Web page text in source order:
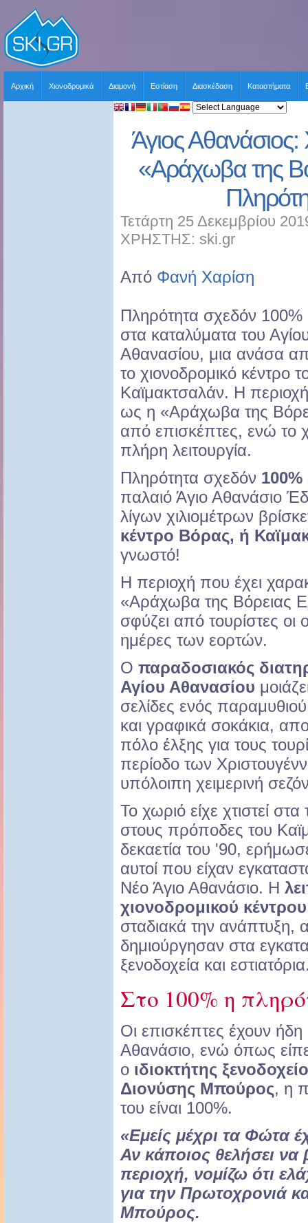
Αρχική Χιονοδρομικά Διαμονή Εστίαση Διασκέδαση Καταστήματα
Άγιος Αθανάσιος:
«Αράχωβα της
Τετάρτη 25 Δεκεμβρίου
ΧΡΗΣΤΗΣ: ski.gr
Από Φανή Χαρίση
Πληρότητα σχεδόν 100%
στα καταλύματα του
Αθανασίου, μια ανάσα
το χιονοδρομικό κέντρο
Καϊμακτσαλάν. Η
ως η «Αράχωβα της
από επισκέπτες, ενώ το
πλήρη λειτουργία.
Πληρότητα σχεδόν 100%
παλαιό Άγιο Αθανάσιο
λίγων χιλιομέτρων
κέντρο Βόρας, ή
γνωστό!
Η περιοχή που έχει
«Αράχωβα της Βόρειας
σφύζει από τουρίστες οι
ημέρες των εορτών.
Ο παραδοσιακός
Αγίου Αθανασίου
σελίδες ενός
και γραφικά σοκάκια,
πόλο έλξης για τους
περίοδο των
υπόλοιπη χειμερινή
Το χωριό είχε χτιστεί
στους πρόποδες του
δεκαετία του '90,
αυτοί που είχαν
Νέο Άγιο Αθανάσιο. Η
χιονοδρομικού κέντρου
σταδιακά την ανάπτυξη,
δημιούργησαν στα
ξενοδοχεία και
Στο 100% η
Οι επισκέπτες έχουν ήδη
Αθανάσιο, ενώ όπως
ο ιδιοκτήτης
Διονύσης Μπούρος, η
του είναι 100%.
«Εμείς μέχρι τα Φώτα
Αν κάποιος θελήσει να
περιοχή, νομίζω ότι
για την Πρωτοχρονιά
Μπούρος.